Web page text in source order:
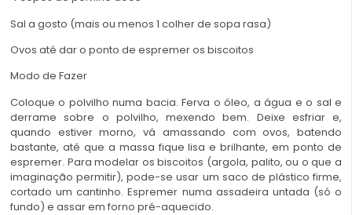
Sal a gosto (mais ou menos 1 colher de sopa rasa)
Ovos até dar o ponto de espremer os biscoitos
Modo de Fazer
Coloque o polvilho numa bacia. Ferva o óleo, a água e o sal e
derrame sobre o polvilho, mexendo bem. Deixe esfriar e,
quando estiver morno, vá amassando com ovos, batendo
bastante, até que a massa fique lisa e brilhante, em ponto de
espremer. Para modelar os biscoitos (argola, palito, ou o que a
imaginação permitir), pode-se usar um saco de plástico firme,
cortado um cantinho. Espremer numa assadeira untada (só o
fundo) e assar em forno pré-aquecido.